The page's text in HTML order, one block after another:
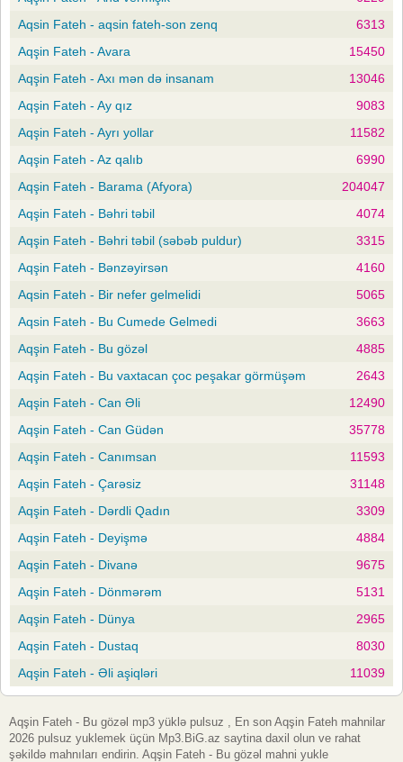
Aqsin Fateh - aqsin fateh-son zenq
6313
Aqşin Fateh - Avara
15450
Aqşin Fateh - Axı mən də insanam
13046
Aqşin Fateh - Ay qız
9083
Aqşin Fateh - Ayrı yollar
11582
Aqşin Fateh - Az qalıb
6990
Aqşin Fateh - Barama (Afyora)
204047
Aqşin Fateh - Bəhri təbil
4074
Aqşin Fateh - Bəhri təbil (səbəb puldur)
3315
Aqşin Fateh - Bənzəyirsən
4160
Aqsin Fateh - Bir nefer gelmelidi
5065
Aqsin Fateh - Bu Cumede Gelmedi
3663
Aqşin Fateh - Bu gözəl
4885
Aqşin Fateh - Bu vaxtacan çoc peşakar görmüşəm
2643
Aqşin Fateh - Can Əli
12490
Aqşin Fateh - Can Güdən
35778
Aqşin Fateh - Canımsan
11593
Aqşin Fateh - Çarəsiz
31148
Aqşin Fateh - Dərdli Qadın
3309
Aqşin Fateh - Deyişmə
4884
Aqşin Fateh - Divanə
9675
Aqşin Fateh - Dönmərəm
5131
Aqşin Fateh - Dünya
2965
Aqşin Fateh - Dustaq
8030
Aqşin Fateh - Əli aşiqləri
11039
Aqşin Fateh - Bu gözəl mp3 yüklə pulsuz , En son Aqşin Fateh mahnilar
2026 pulsuz yuklemek üçün Mp3.BiG.az saytina daxil olun ve rahat
şəkildə mahnıları endirin. Aqşin Fateh - Bu gözəl mahni yukle